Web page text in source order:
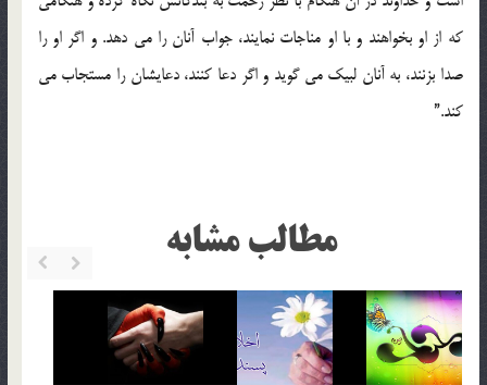
كه از او بخواهند و با او مناجات نمايند، جواب آنان را مي دهد. و اگر او را
صدا بزنند، به آنان لبيك مي گويد و اگر دعا كنند، دعايشان را مستجاب مي
كند.”
مطالب مشابه